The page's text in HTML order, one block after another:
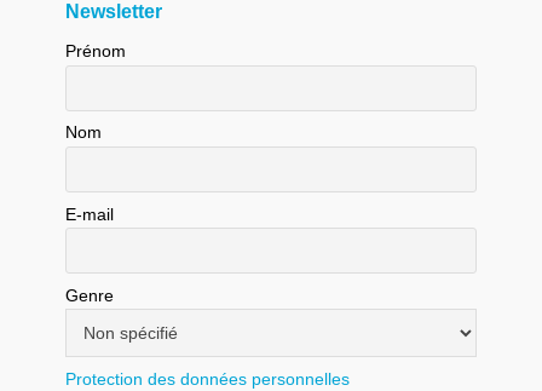
Newsletter
Prénom
Nom
E-mail
Genre
Protection des données personnelles